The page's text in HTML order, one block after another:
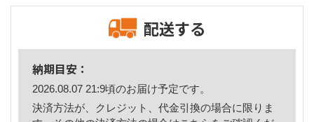
配送する
納期目安：
2026.08.07 21:9頃のお届け予定です。
決済方法が、クレジット、代金引換の場合に限りま